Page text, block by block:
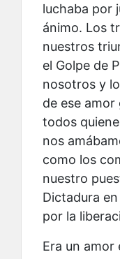
luchaba por
ánimo. Los
nuestros
el Golpe de
nosotros y
de ese amor
todos
nos
como los
nuestro
Dictadura
por la
Era un amor